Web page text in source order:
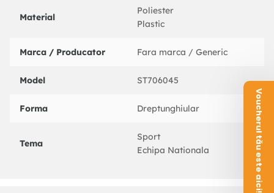
Material
Poliester
Plastic
Marca / Producator Fara marca / Generic
Model ST706045
Forma Dreptunghiular
Tema
Sport
Echipa Nationala
Voucherul tău este aici!